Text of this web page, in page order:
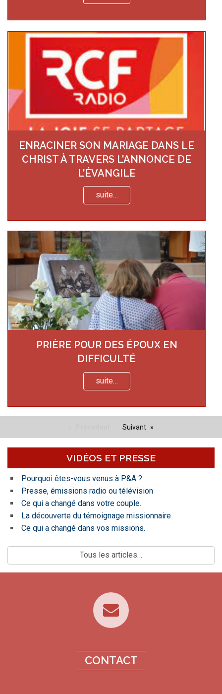
ENRACINER SON MARIAGE DANS LE
CHRIST À TRAVERS L’ANNONCE DE
L’ÉVANGILE
suite…
PRIÈRE POUR DES ÉPOUX EN
DIFFICULTÉ
suite…
Suivant
VIDÉOS ET PRESSE
Pourquoi êtes-vous venus à P&A ?
Presse, émissions radio ou télévision
Ce qui a changé dans votre couple.
La découverte du témoignage missionnaire
Ce qui a changé dans vos missions.
Tous les articles…
CONTACT